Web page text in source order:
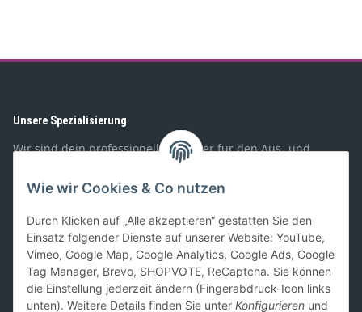
Wie wir Cookies & Co nutzen
Durch Klicken auf „Alle akzeptieren“ gestatten Sie den
Einsatz folgender Dienste auf unserer Website: YouTube,
Vimeo, Google Map, Google Analytics, Google Ads, Google
Tag Manager, Brevo, SHOPVOTE, ReCaptcha. Sie können
die Einstellung jederzeit ändern (Fingerabdruck-Icon links
unten). Weitere Details finden Sie unter Konfigurieren und
Unsere Spezialisierung
Wir sind dein professioneller Partner für den Aus- und
Umbau von Wohnmobilen, Booten, Geländewagen,
Spezialfahrzeugen, und PKW-Anhängern. Mit unserem
Sortiment richten wir uns sowohl an Privat- als auch
Geschäftskunden.
Gesetzliches
Informationen